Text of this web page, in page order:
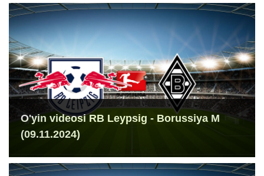
O'yin videosi RB Leypsig - Borussiya M
(09.11.2024)